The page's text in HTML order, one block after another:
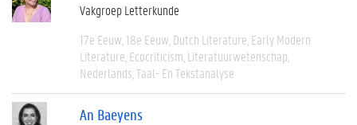
Vakgroep Letterkunde
17e Eeuw 18e Eeuw Dutch Literature Early Modern
Literature Ecocriticism Literatuurwetenschap
Nederlands Taal- En Tekstanalyse
An Baeyens